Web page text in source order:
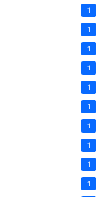
1
1
1
1
1
1
1
1
1
1